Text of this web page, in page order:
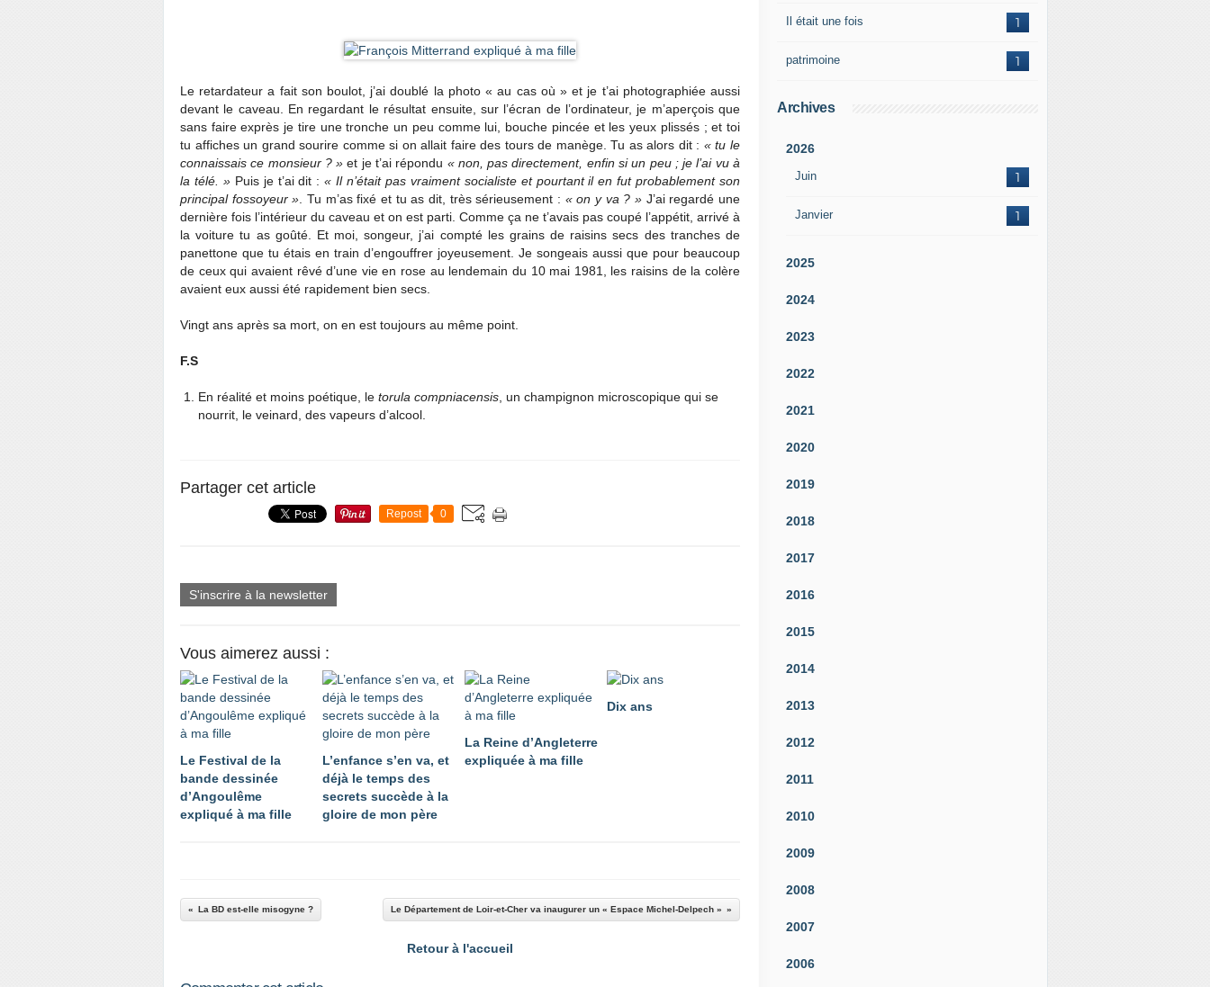
Le retardateur a fait son boulot, j’ai doublé la photo « au cas où » et je t’ai photographiée aussi
devant le caveau. En regardant le résultat ensuite, sur l’écran de l’ordinateur, je m’aperçois que
sans faire exprès je tire une tronche un peu comme lui, bouche pincée et les yeux plissés ; et toi
tu affiches un grand sourire comme si on allait faire des tours de manège. Tu as alors dit : « tu le
connaissais ce monsieur ? » et je t’ai répondu « non, pas directement, enfin si un peu ; je l’ai vu à
la télé. »Puis je t’ai dit :« Il n’était pas vraiment socialiste et pourtant il en fut probablement son
principal fossoyeur » . Tu m’as fixé et tu as dit, très sérieusement : « on y va ? » J’ai regardé une
dernière fois l’intérieur du caveau et on est parti. Comme ça ne t’avais pas coupé l’appétit, arrivé à
la voiture tu as goûté. Et moi, songeur, j’ai compté les grains de raisins secs des tranches de
panettone que tu étais en train d’engouffrer joyeusement. Je songeais aussi que pour beaucoup
de ceux qui avaient rêvé d’une vie en rose au lendemain du 10 mai 1981, les raisins de la colère
avaient eux aussi été rapidement bien secs.
Vingt ans après sa mort, on en est toujours au même point.
F.S
En réalité et moins poétique, le torula compniacensis , un champignon microscopique qui se
nourrit, le veinard, des vapeurs d’alcool.
Partager cet article
Repost 0
S'inscrire à la newsletter
Vous aimerez aussi :
Le Festival de la
bande dessinée
d’Angoulême
expliqué à ma fille
L’enfance s’en va, et
déjà le temps des
secrets succède à la
gloire de mon père
La Reine d’Angleterre
expliquée à ma fille
Dix ans
La BD est-elle misogyne ? Le Département de Loir-et-Cher va inaugurer un « Espace Michel-Delpech »
Retour à l'accueil
1
Il était une fois
1
patrimoine
Archives
2026
Juin 1
Janvier 1
2025
2024
2023
2022
2021
2020
2019
2018
2017
2016
2015
2014
2013
2012
2011
2010
2009
2008
2007
2006